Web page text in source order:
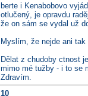
berte i Kenabobovo
otlučený, je opravdu
že on sám se vydal už
Myslím, že nejde ani
Dělat z chudoby ctnost
mimo mé tužby - i to se
Zdravím.
10